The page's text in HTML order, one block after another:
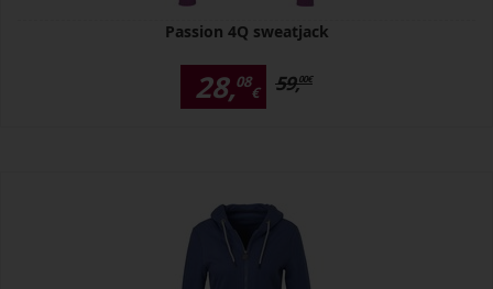
Passion 4Q sweatjack
28,08
€ 59,00€